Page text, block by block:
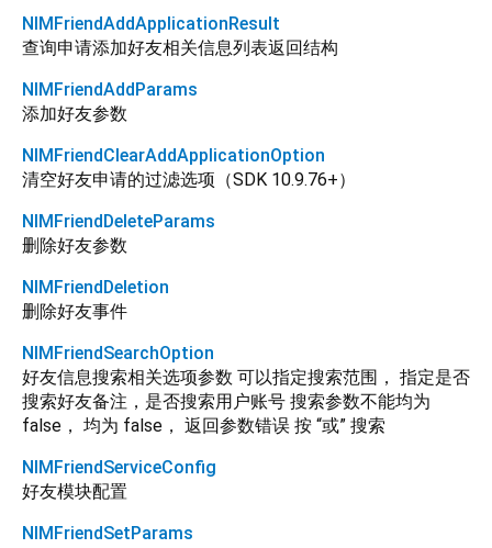
NIMFriendAddApplicationResult
查询申请添加好友相关信息列表返回结构
NIMFriendAddParams
添加好友参数
NIMFriendClearAddApplicationOption
清空好友申请的过滤选项（SDK 10.9.76+）
NIMFriendDeleteParams
删除好友参数
NIMFriendDeletion
删除好友事件
NIMFriendSearchOption
好友信息搜索相关选项参数 可以指定搜索范围， 指定是否
搜索好友备注，是否搜索用户账号 搜索参数不能均为
false， 均为 false， 返回参数错误 按 “或” 搜索
NIMFriendServiceConfig
好友模块配置
NIMFriendSetParams